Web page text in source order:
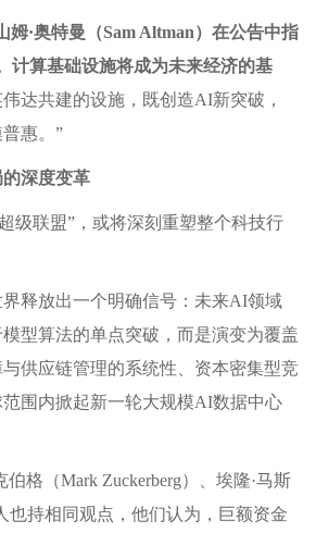
姆·奥特曼（Sam Altman）在公告中指
计算基础设施将成为未来经济的基
达共建的设施，既创造AI新突破，
惠。”
深度变革
级联盟”，或将深刻重塑整个科技行
释放出一个明确信号：未来AI领域
型算法的单点突破，而是演变为覆盖
供应链管理的系统性、资本密集型竞
围内掀起新一轮大规模AI数据中心
格（Mark Zuckerberg）、埃隆·马斯
也持相同观点，他们认为，巨额资金